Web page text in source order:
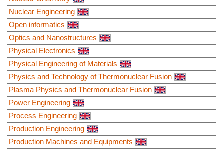
Nuclear Engineering
Open informatics
Optics and Nanostructures
Physical Electronics
Physical Engineering of Materials
Physics and Technology of Thermonuclear Fusion
Plasma Physics and Thermonuclear Fusion
Power Engineering
Process Engineering
Production Engineering
Production Machines and Equipments